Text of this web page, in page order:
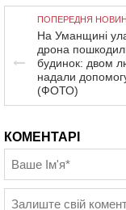
ПОПЕРЕДНЯ
На Уманщині
дрона
будинок: двом
надали
(ФОТО)
КОМЕНТАРІ